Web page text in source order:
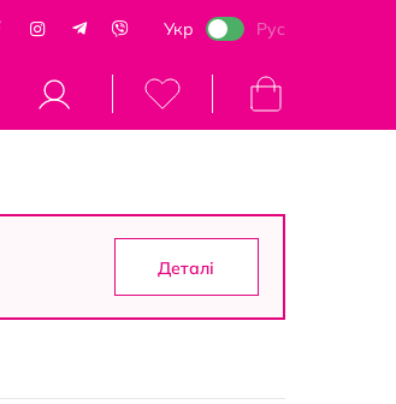
Укр Рус
Кошик
Деталі